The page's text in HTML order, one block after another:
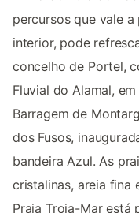
percursos que vale
interior, pode
concelho de Portel,
Fluvial do Alamal,
Barragem de
dos Fusos,
bandeira Azul. As
cristalinas, areia fina
Praia Troia-Mar está